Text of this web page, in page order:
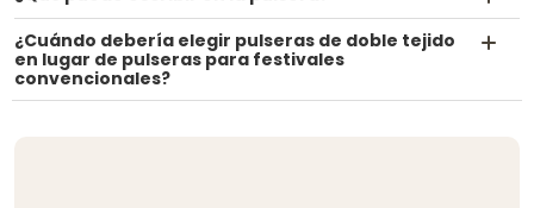
¿Cuándo debería elegir pulseras de doble tejido
en lugar de pulseras para festivales
convencionales?